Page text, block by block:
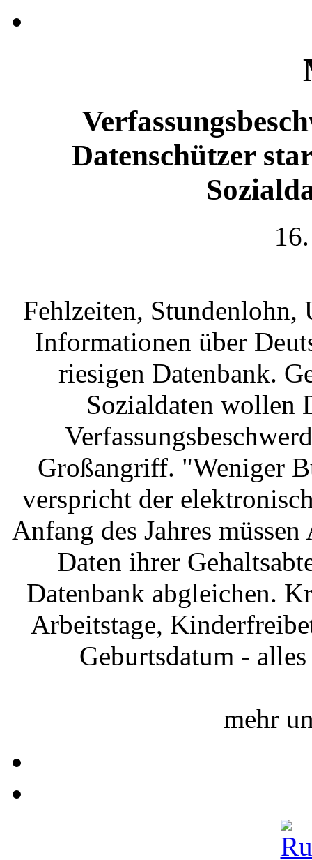
Datenschützer
Fehlzeiten, Stundenlohn,
Informationen über
riesigen Datenbank.
Sozialdaten wollen
Großangriff. "Weniger
verspricht der
Anfang des Jahres
Daten ihrer
Datenbank abgleichen.
Arbeitstage,
Geburtsdatum -
mehr